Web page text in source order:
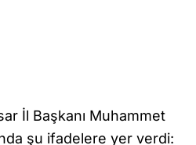
İl Başkanı Muhammet
şu ifadelere yer verdi: